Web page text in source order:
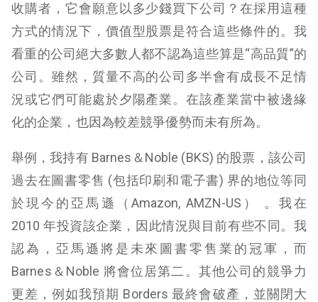
收購者，它會願意以多少錢買下公司？在採用這種
方式的情況下，價值型股票是符合這些條件的。我
看重的公司絕大多數人都不認為這些算是“高品質”的
公司。雖然，質量不高的公司多半會有成長不足情
況或它們可能處於夕陽產業。在該產業當中被邊緣
化的企業，也因為較差競爭優勢而未有所為。
舉例，我持有 Barnes＆Noble (BKS) 的股票，該公司
過去在圖書零售 (包括印刷和電子書) 界的地位等同
於現今的亞馬遜（Amazon, AMZN-US） 。我在
2010 年投資該企業，因此情況與目前有些不同。我
認為，亞馬遜將是未來圖書零售業的冠軍，而
Barnes＆Noble 將會位居第二。其他公司的競爭力
更差，例如我預期 Borders 最終會破產，並關閉大